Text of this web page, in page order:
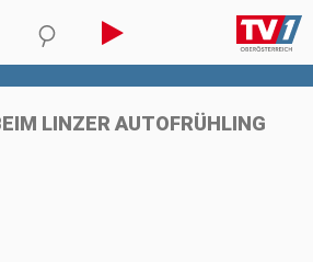
LINZER AUTOFRÜHLING